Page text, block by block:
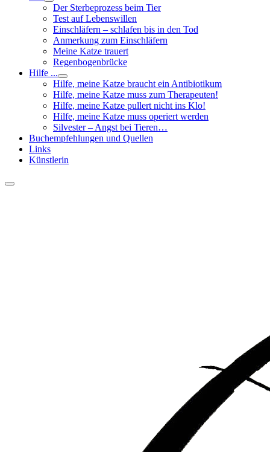
Der Sterbeprozess beim Tier
Test auf Lebenswillen
Einschläfern – schlafen bis in den Tod
Anmerkung zum Einschläfern
Meine Katze trauert
Regenbogenbrücke
Hilfe ...
Hilfe, meine Katze braucht ein Antibiotikum
Hilfe, meine Katze muss zum Therapeuten!
Hilfe, meine Katze pullert nicht ins Klo!
Hilfe, meine Katze muss operiert werden
Silvester – Angst bei Tieren…
Buchempfehlungen und Quellen
Links
Künstlerin